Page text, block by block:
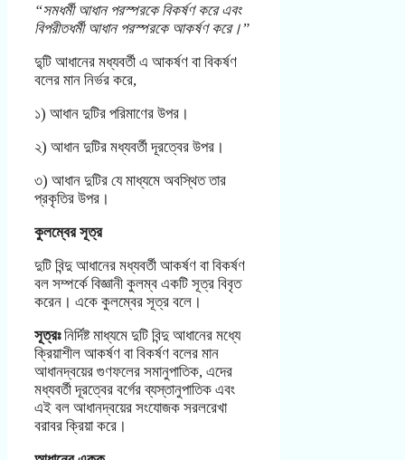
“সমধর্মী আধান পরস্পরকে বিকর্ষণ করে এবং
বিপরীতধর্মী আধান পরস্পরকে আকর্ষণ করে।”
দু্টি আধানের মধ্যবর্তী এ আকর্ষণ বা বিকর্ষণ
বলের মান নির্ভর করে,
১) আধান দুটির পরিমাণের উপর।
২) আধান দুটির মধ্যবর্তী দূরত্বের উপর।
৩) আধান দুটির যে মাধ্যমে অবস্থিত তার
প্রকৃতির উপর।
কুলম্বের সূত্র
দুটি বিন্দু আধানের মধ্যবর্তী আকর্ষণ বা বিকর্ষণ
বল সম্পর্কে বিজ্ঞানী কুলম্ব একটি সূত্র বিবৃত
করেন। একে কুলম্বের সূত্র বলে।
সূত্রঃনির্দিষ্ট মাধ্যমে দুটি বিন্দু আধানের মধ্যে
ক্রিয়াশীল আকর্ষণ বা বিকর্ষণ বলের মান
আধানদ্বয়ের গুণফলের সমানুপাতিক, এদের
মধ্যবর্তী দূরত্বের বর্গের ব্যস্তানুপাতিক এবং
এই বল আধানদ্বয়ের সংযোজক সরলরেখা
বরাবর ক্রিয়া করে।